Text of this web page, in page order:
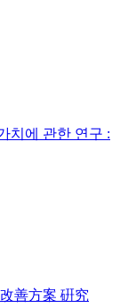
치에 관한 연구 :
善方案 硏究